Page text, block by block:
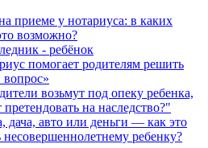
приеме у нотариуса: в каких
возможно?
- ребёнок
помогает родителям решить
вопрос»
возьмут под опеку ребенка,
на наследство?"
дача, авто или деньги — как это
несовершеннолетнему ребенку?